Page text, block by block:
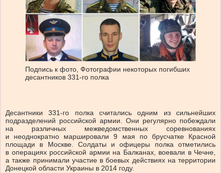
Подпись к фото, Фотографии некоторых погибших
десантников 331-го полка
Десантники 331-го полка считались одним из сильнейших
подразделений российской армии. Они регулярно побеждали
на различных межведомственных соревнованиях
и неоднократно маршировали 9 мая по брусчатке Красной
площади в Москве. Солдаты и офицеры полка отметились
в операциях российской армии на Балканах, воевали в Чечне,
а также принимали участие в боевых действиях на территории
Донецкой области Украины в 2014 году.